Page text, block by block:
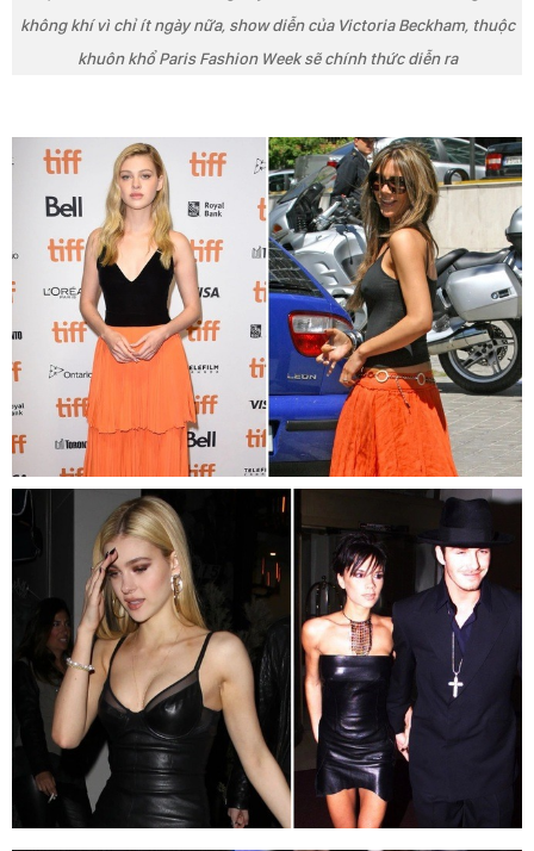
không khí vì chỉ ít ngày nữa, show diễn của Victoria Beckham, thuộc
khuôn khổ Paris Fashion Week sẽ chính thức diễn ra